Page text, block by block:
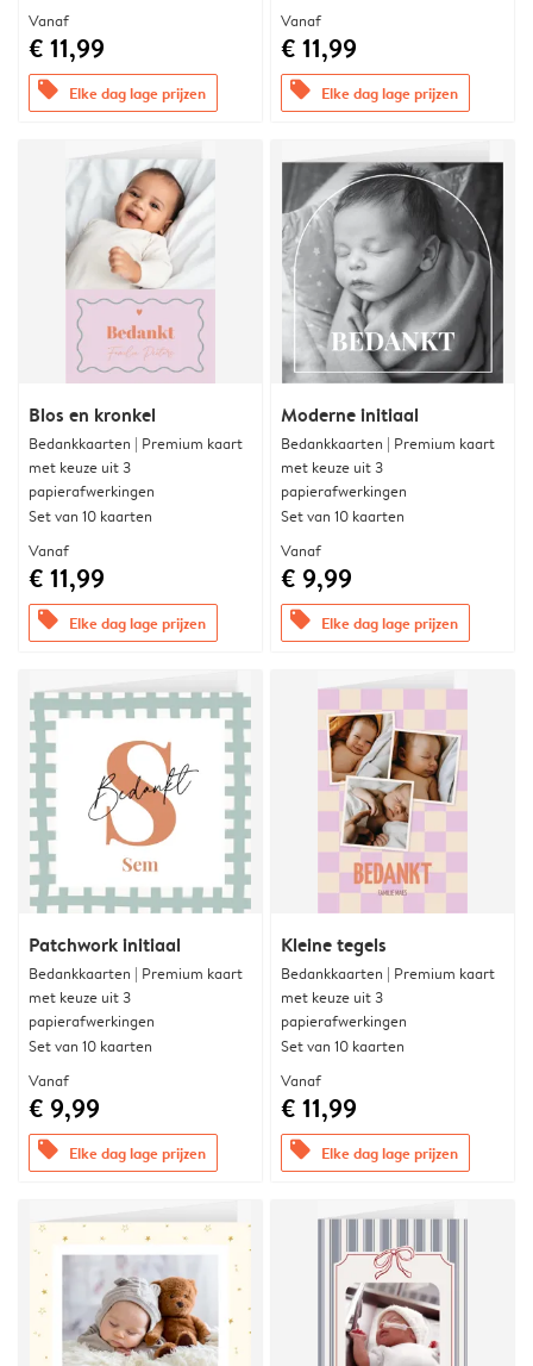
Vanaf
€ 11,99
offers Elke dag lage prijzen
Vanaf
€ 11,99
offers Elke dag lage prijzen
Blos en kronkel
Bedankkaarten | Premium kaart
met keuze uit 3
papierafwerkingen
Set van 10 kaarten
Vanaf
€ 11,99
offers Elke dag lage prijzen
Moderne initiaal
Bedankkaarten | Premium kaart
met keuze uit 3
papierafwerkingen
Set van 10 kaarten
Vanaf
€ 9,99
offers Elke dag lage prijzen
Patchwork initiaal
Bedankkaarten | Premium kaart
met keuze uit 3
papierafwerkingen
Set van 10 kaarten
Vanaf
€ 9,99
offers Elke dag lage prijzen
Kleine tegels
Bedankkaarten | Premium kaart
met keuze uit 3
papierafwerkingen
Set van 10 kaarten
Vanaf
€ 11,99
offers Elke dag lage prijzen